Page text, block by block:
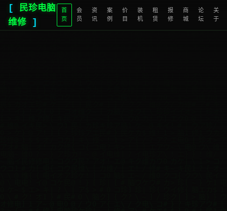
[
民珍电脑
维修
]
首
页
会
员
资
讯
案
例
价
目
装
机
租
赁
报
修
商
城
论
坛
关
于